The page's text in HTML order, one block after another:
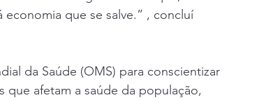
que se salve.” , concluí
da Saúde (OMS) para conscientizar
que afetam a saúde da população,